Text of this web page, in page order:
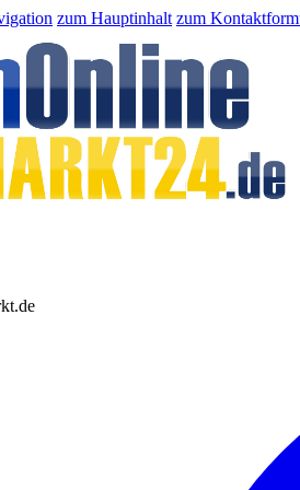
zum Hauptinhalt zum